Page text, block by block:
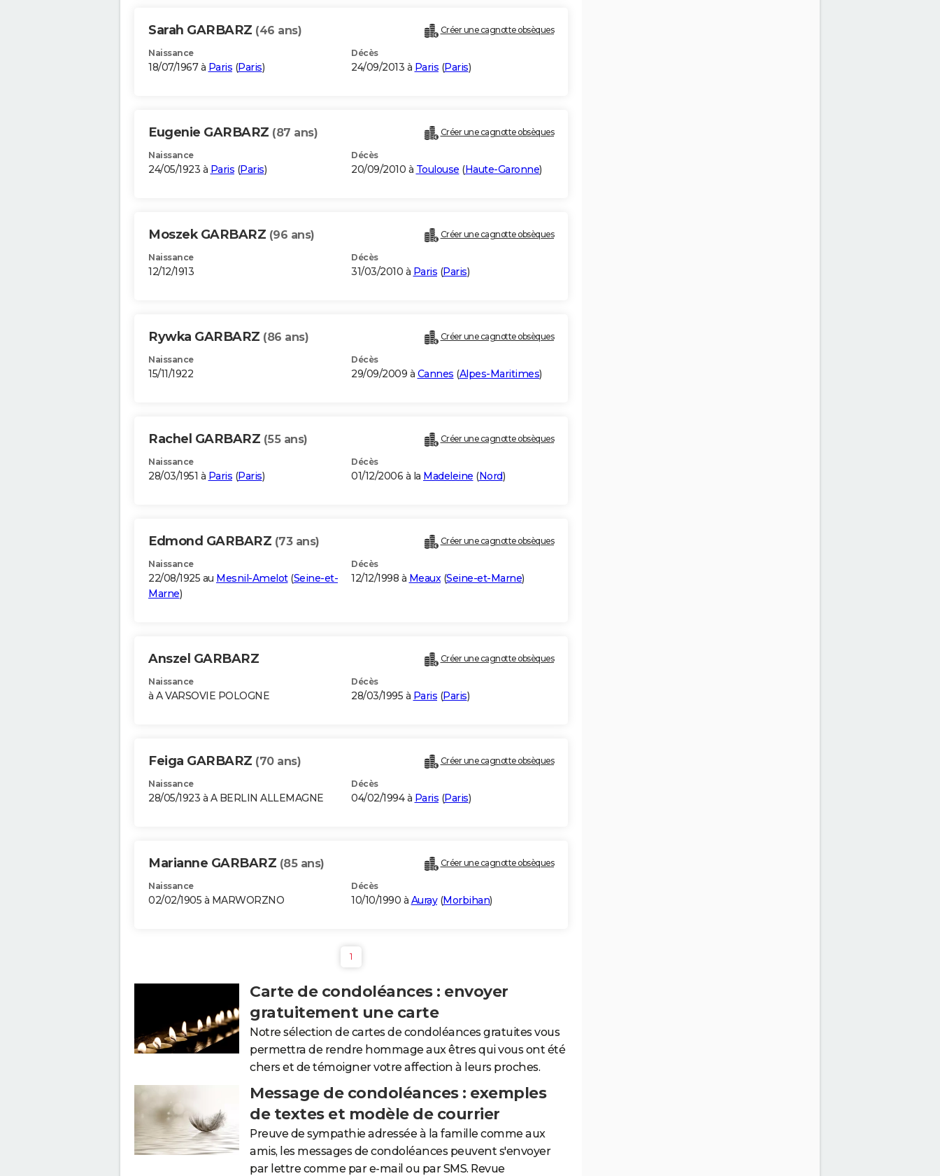
Sarah GARBARZ (46 ans) Créer une cagnotte obsèques
Naissance
18/07/1967 à Paris (Paris)
Décès
24/09/2013 à Paris (Paris)
Eugenie GARBARZ (87 ans) Créer une cagnotte obsèques
Naissance
24/05/1923 à Paris (Paris)
Décès
20/09/2010 à Toulouse (Haute-Garonne)
Moszek GARBARZ (96 ans) Créer une cagnotte obsèques
Naissance
12/12/1913
Décès
31/03/2010 à Paris (Paris)
Rywka GARBARZ (86 ans) Créer une cagnotte obsèques
Naissance
15/11/1922
Décès
29/09/2009 à Cannes (Alpes-Maritimes)
Rachel GARBARZ (55 ans) Créer une cagnotte obsèques
Naissance
28/03/1951 à Paris (Paris)
Décès
01/12/2006 à la Madeleine (Nord)
Edmond GARBARZ (73 ans) Créer une cagnotte obsèques
Naissance
22/08/1925 au Mesnil-Amelot(Seine-et-
Marne)
Décès
12/12/1998 à Meaux(Seine-et-Marne)
Anszel GARBARZ Créer une cagnotte obsèques
Naissance
à A VARSOVIE POLOGNE
Décès
28/03/1995 à Paris (Paris)
Feiga GARBARZ (70 ans) Créer une cagnotte obsèques
Naissance
28/05/1923 à A BERLIN ALLEMAGNE
Décès
04/02/1994 à Paris (Paris)
Marianne GARBARZ (85 ans) Créer une cagnotte obsèques
Naissance
02/02/1905 à MARWORZNO
Décès
10/10/1990 à Auray(Morbihan)
1
Carte de condoléances : envoyer
gratuitement une carte
Notre sélection de cartes de condoléances gratuites vous
permettra de rendre hommage aux êtres qui vous ont été
chers et de témoigner votre affection à leurs proches.
Message de condoléances : exemples
de textes et modèle de courrier
Preuve de sympathie adressée à la famille comme aux
amis, les messages de condoléances peuvent s'envoyer
par lettre comme par e-mail ou par SMS. Revue